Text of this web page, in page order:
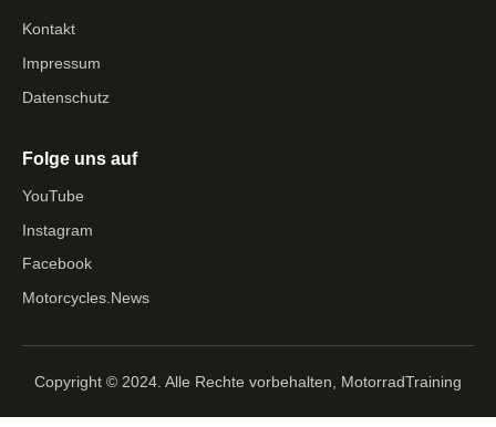
Kontakt
Impressum
Datenschutz
Folge uns auf
YouTube
Instagram
Facebook
Motorcycles.News
Copyright © 2024. Alle Rechte vorbehalten, MotorradTraining